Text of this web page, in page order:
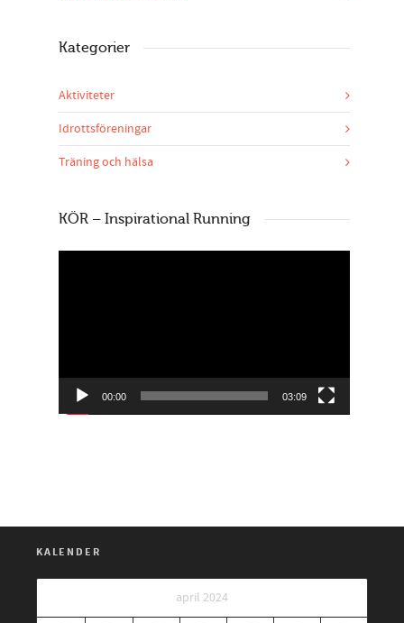
Kategorier
Aktiviteter
Idrottsföreningar
Träning och hälsa
KÖR – Inspirational Running
00:00 03:09
KALENDER
april 2024